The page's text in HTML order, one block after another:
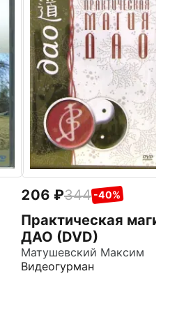
206 344 -40%
Практическая магия
ДАО (DVD)
Матушевский Максим
Видеогурман